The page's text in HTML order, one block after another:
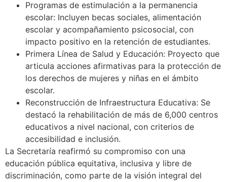
Programas de estimulación a la permanencia
escolar: Incluyen becas sociales, alimentación
escolar y acompañamiento psicosocial, con
impacto positivo en la retención de estudiantes.
Primera Línea de Salud y Educación: Proyecto que
articula acciones afirmativas para la protección de
los derechos de mujeres y niñas en el ámbito
escolar.
Reconstrucción de Infraestructura Educativa: Se
destacó la rehabilitación de más de 6,000 centros
educativos a nivel nacional, con criterios de
accesibilidad e inclusión.
La Secretaría reafirmó su compromiso con una
educación pública equitativa, inclusiva y libre de
discriminación, como parte de la visión integral del